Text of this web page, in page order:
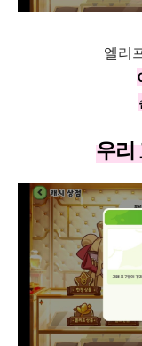
엘리
우리